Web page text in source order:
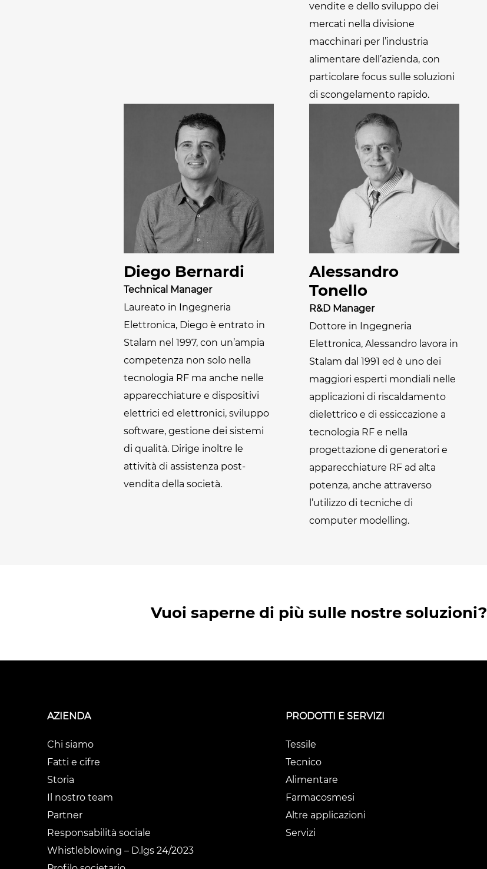
vendite e dello sviluppo dei
mercati nella divisione
macchinari per l’industria
alimentare dell’azienda, con
particolare focus sulle soluzioni
di scongelamento rapido.
Diego Bernardi
Technical Manager
Laureato in Ingegneria
Elettronica, Diego è entrato in
Stalam nel 1997, con un’ampia
competenza non solo nella
tecnologia RF ma anche nelle
apparecchiature e dispositivi
elettrici ed elettronici, sviluppo
software, gestione dei sistemi
di qualità. Dirige inoltre le
attività di assistenza post-
vendita della società.
Alessandro
Tonello
R&D Manager
Dottore in Ingegneria
Elettronica, Alessandro lavora in
Stalam dal 1991 ed è uno dei
maggiori esperti mondiali nelle
applicazioni di riscaldamento
dielettrico e di essiccazione a
tecnologia RF e nella
progettazione di generatori e
apparecchiature RF ad alta
potenza, anche attraverso
l’utilizzo di tecniche di
computer modelling.
Vuoi saperne di più sulle nostre soluzioni?
AZIENDA
Chi siamo
Fatti e cifre
Storia
Il nostro team
Partner
Responsabilità sociale
Whistleblowing – D.lgs 24/2023
PRODOTTI E SERVIZI
Tessile
Tecnico
Alimentare
Farmacosmesi
Altre applicazioni
Servizi